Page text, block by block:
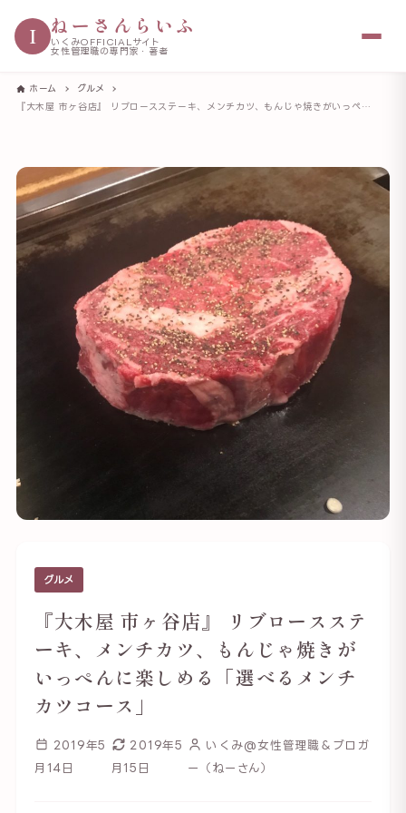
I ねーさんらいふ
いくみOFFICIALサイト
女性管理職の専門家・著者
ホーム
グルメ
『大木屋 市ヶ谷店』 リブロースステーキ、メンチカツ、もんじゃ焼きがいっぺんに楽しめる「選べるメンチカツコース」
グルメ
『大木屋 市ヶ谷店』 リブロースステ
ーキ、メンチカツ、もんじゃ焼きが
いっぺんに楽しめる「選べるメンチ
カツコース」
2019年5
月14日
2019年5
月15日
いくみ@女性管理職＆ブロガ
ー（ねーさん）